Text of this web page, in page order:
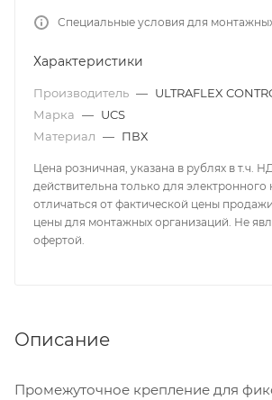
Специальные условия для
Характеристики
Производитель — ULTRAFLEX
Марка — UCS
Материал — ПВХ
Цена розничная, указана в рублях в т.ч.
действительна только для электронного
отличаться от фактической цены
цены для монтажных организаций. Не
офертой.
Описание
Промежуточное крепление для